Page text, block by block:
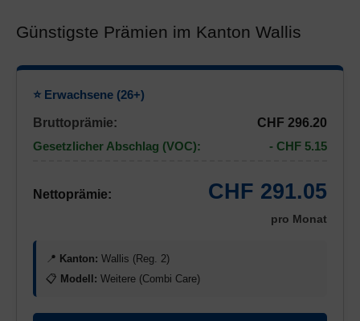
Günstigste Prämien im Kanton Wallis
⭐ Erwachsene (26+)
Bruttoprämie:
CHF 296.20
Gesetzlicher Abschlag (VOC):
- CHF 5.15
Nettoprämie: CHF 291.05
pro Monat
📍 Kanton: Wallis (Reg. 2)
📋 Modell: Weitere (Combi Care)